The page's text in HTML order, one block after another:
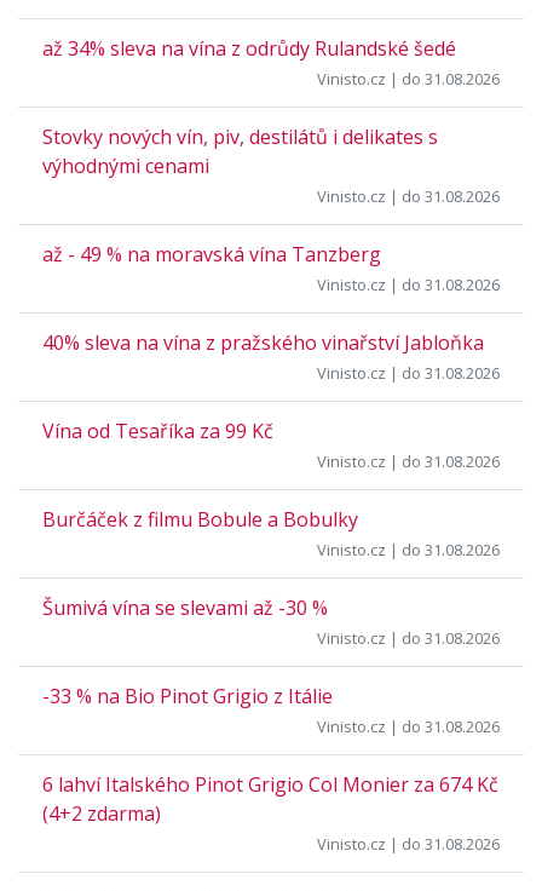
až 34% sleva na vína z odrůdy Rulandské šedé
Vinisto.cz | do 31.08.2026
Stovky nových vín, piv, destilátů i delikates s
výhodnými cenami
Vinisto.cz | do 31.08.2026
až - 49 % na moravská vína Tanzberg
Vinisto.cz | do 31.08.2026
40% sleva na vína z pražského vinařství Jabloňka
Vinisto.cz | do 31.08.2026
Vína od Tesaříka za 99 Kč
Vinisto.cz | do 31.08.2026
Burčáček z filmu Bobule a Bobulky
Vinisto.cz | do 31.08.2026
Šumivá vína se slevami až -30 %
Vinisto.cz | do 31.08.2026
-33 % na Bio Pinot Grigio z Itálie
Vinisto.cz | do 31.08.2026
6 lahví Italského Pinot Grigio Col Monier za 674 Kč
(4+2 zdarma)
Vinisto.cz | do 31.08.2026